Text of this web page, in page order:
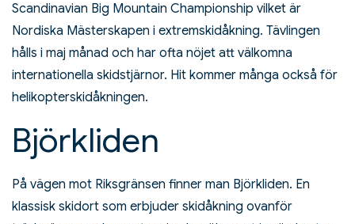
Scandinavian Big Mountain Championship vilket är
Nordiska Mästerskapen i extremskidåkning. Tävlingen
hålls i maj månad och har ofta nöjet att välkomna
internationella skidstjärnor. Hit kommer många också för
helikopterskidåkningen.
Björkliden
På vägen mot Riksgränsen finner man Björkliden. En
klassisk skidort som erbjuder skidåkning ovanför